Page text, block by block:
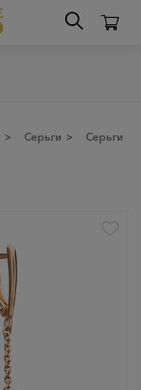
> Серьги >
Серьги